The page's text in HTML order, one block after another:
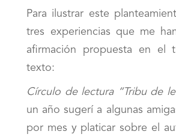
Para ilustrar este
tres experiencias que me
afirmación propuesta en el
texto:
Círculo de lectura “Tribu de
un año sugerí a algunas
por mes y platicar sobre el